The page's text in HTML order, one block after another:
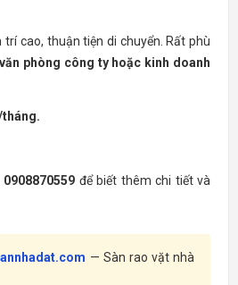
trí cao, thuận tiện di chuyển. Rất phù
phòng công ty hoặc kinh doanh
tháng.
để biết thêm chi tiết và
— Sàn rao vặt nhà